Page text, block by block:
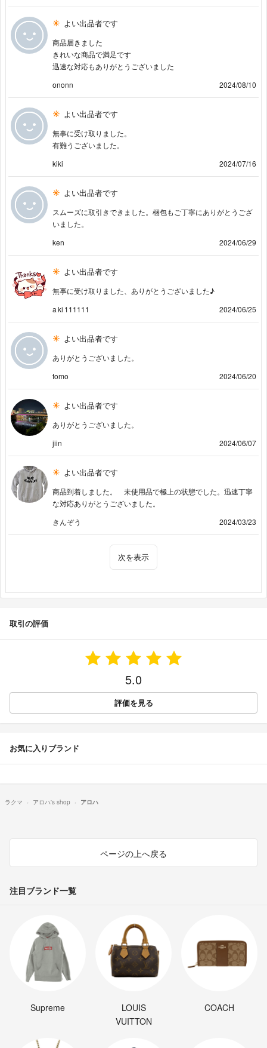
よい出品者です
商品届きました
きれいな商品で満足です
迅速な対応もありがとうございました
ononn
2024/08/10
よい出品者です
無事に受け取りました。
有難うございました。
kiki
2024/07/16
よい出品者です
スムーズに取引きできました。梱包もご丁寧にありがとうござ
いました。
ken
2024/06/29
よい出品者です
無事に受け取りました、ありがとうございました♪
a ki 111111
2024/06/25
よい出品者です
ありがとうございました。
tomo
2024/06/20
よい出品者です
ありがとうございました。
jiin
2024/06/07
よい出品者です
商品到着しました。 未使用品で極上の状態でした。迅速丁寧
な対応ありがとうございました。
きんぞう
2024/03/23
次を表示
取引の評価
5.0
評価を見る
お気に入りブランド
ラクマ アロハ's shop アロハ
ページの上へ戻る
注目ブランド一覧
Supreme
LOUIS
VUITTON
COACH